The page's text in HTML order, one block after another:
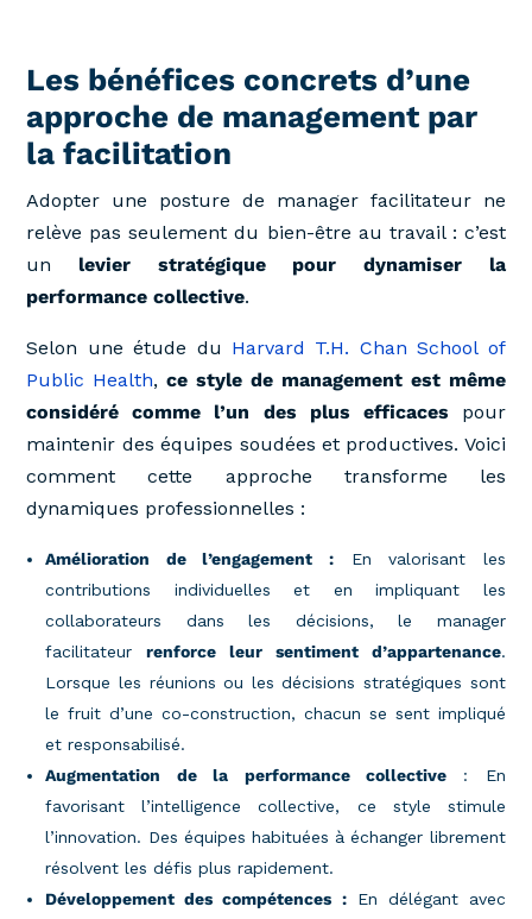
Les bénéfices concrets d’une
approche de management par
la facilitation
Adopter une posture de manager facilitateur ne
relève pas seulement du bien-être au travail : c’est
un levier stratégique pour dynamiser la
performance collective.
Selon une étude du Harvard T.H. Chan School of
Public Health,ce style de management est même
considéré comme l’un des plus efficaces pour
maintenir des équipes soudées et productives. Voici
comment cette approche transforme les
dynamiques professionnelles :
Amélioration de l’engagement : En valorisant les
contributions individuelles et en impliquant les
collaborateurs dans les décisions, le manager
facilitateurrenforce leur sentiment d’appartenance.
Lorsque les réunions ou les décisions stratégiques sont
le fruit d’une co-construction, chacun se sent impliqué
et responsabilisé.
Augmentation de la performance collective: En
favorisant l’intelligence collective, ce style stimule
l’innovation. Des équipes habituées à échanger librement
résolvent les défis plus rapidement.
Développement des compétences :En délégant avec